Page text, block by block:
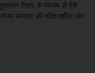
तिहार के माध्यम से ऐसे
राज्य सरकार की संवेदनशील और